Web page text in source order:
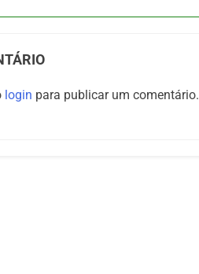
login para publicar um comentário.